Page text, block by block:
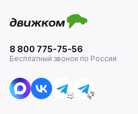
8 800 775-75-56
Бесплатный звонок по России